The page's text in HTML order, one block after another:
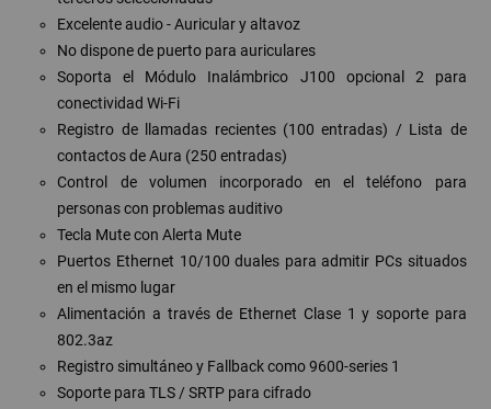
Excelente audio - Auricular y altavoz
No dispone de puerto para auriculares
Soporta el Módulo Inalámbrico J100 opcional 2 para
conectividad Wi-Fi
Registro de llamadas recientes (100 entradas) / Lista de
contactos de Aura (250 entradas)
Control de volumen incorporado en el teléfono para
personas con problemas auditivo
Tecla Mute con Alerta Mute
Puertos Ethernet 10/100 duales para admitir PCs situados
en el mismo lugar
Alimentación a través de Ethernet Clase 1 y soporte para
802.3az
Registro simultáneo y Fallback como 9600-series 1
Soporte para TLS / SRTP para cifrado